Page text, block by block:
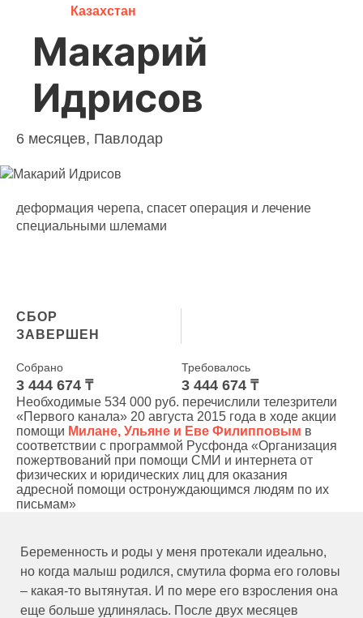
Казахстан
Макарий
Идрисов
6 месяцев, Павлодар
деформация черепа, спасет операция и лечение
специальными шлемами
СБОР
ЗАВЕРШЕН
Собрано
3 444 674 ₸
Требовалось
3 444 674 ₸
Необходимые 534 000 руб. перечислили телезрители
«Первого канала» 20 августа 2015 года в ходе акции
помощи Милане, Ульяне и Еве Филипповым в
соответствии с программой Русфонда «Организация
пожертвований при помощи СМИ и интернета от
физических и юридических лиц для оказания
адресной помощи остронуждающимся людям по их
письмам»
Беременность и роды у меня протекали идеально,
но когда малыш родился, смутила форма его головы
– какая-то вытянутая. И по мере его взросления она
еще больше удлинялась. После двух месяцев